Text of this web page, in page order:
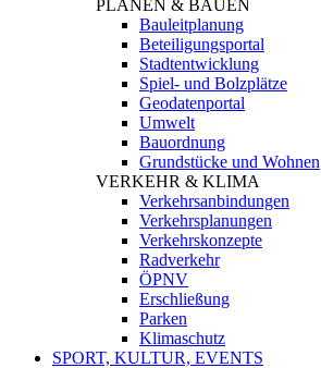
PLANEN & BAUEN
Bauleitplanung
Beteiligungsportal
Stadtentwicklung
Spiel- und Bolzplätze
Geodatenportal
Umwelt
Bauordnung
Grundstücke und Wohnen
VERKEHR & KLIMA
Verkehrsanbindungen
Verkehrsplanungen
Verkehrskonzepte
Radverkehr
ÖPNV
Erschließung
Parken
Klimaschutz
SPORT, KULTUR, EVENTS